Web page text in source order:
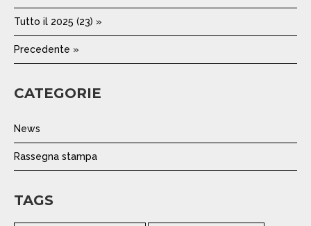
Tutto il 2025 (23) »
Precedente »
CATEGORIE
News
Rassegna stampa
TAGS